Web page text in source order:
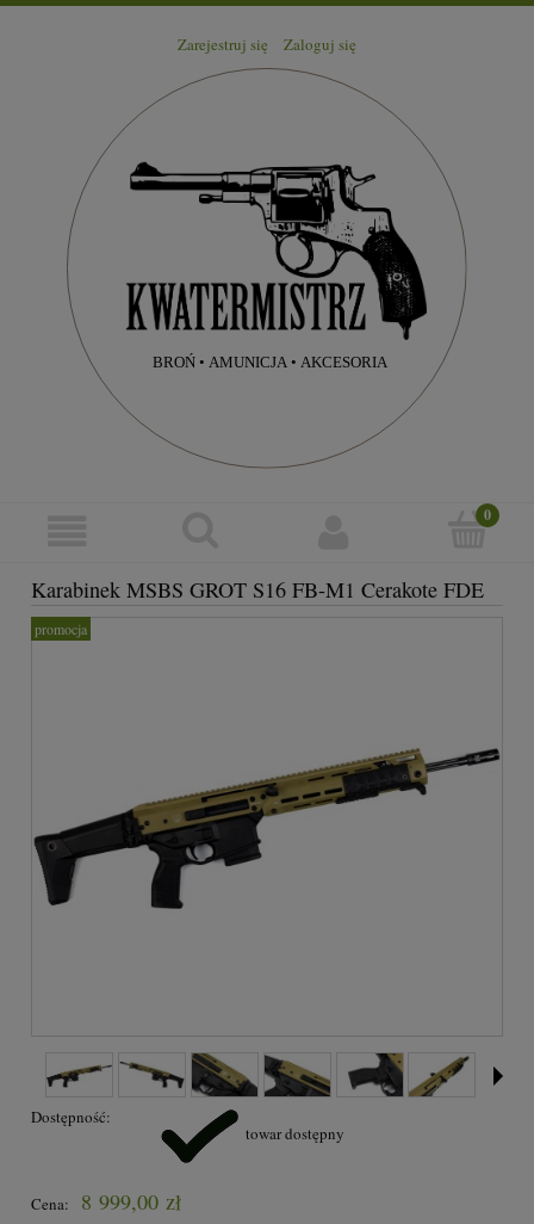
Zarejestruj się Zaloguj się
Karabinek MSBS GROT S16 FB-M1 Cerakote FDE
promocja
Dostępność:
towar dostępny
Cena: 8 999,00 zł